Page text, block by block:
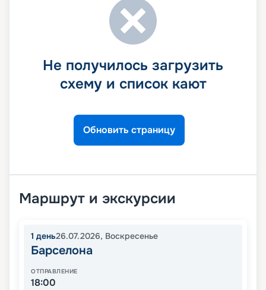
Не получилось загрузить
схему и список кают
Обновить страницу
Маршрут и экскурсии
1 день26.07.2026, Воскресенье
Барселона
ОТПРАВЛЕНИЕ
18:00